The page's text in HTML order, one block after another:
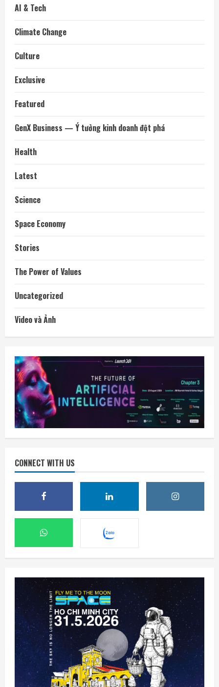
AI & Tech
Climate Change
Culture
Exclusive
Featured
GenX Business — Ý tưởng kinh doanh đột phá
Health
Latest
Science
Space Economy
Stories
The Power of Values
Uncategorized
Video và Ảnh
CONNECT WITH US
2
Phi hành gia NASA đi bộ ngoài không gian
để nâng cấp hệ thống điện ISS
8 Tháng 8 2026, 08:47
Đến lượt mô hình AI của Moonshot thoát